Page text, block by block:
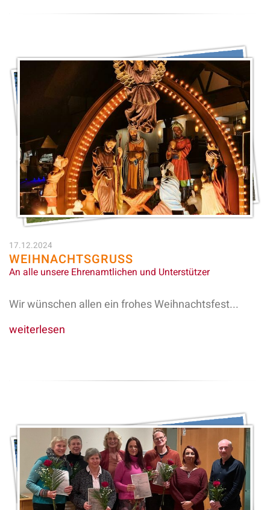
17.12.2024
WEIHNACHTSGRUSS
An alle unsere Ehrenamtlichen und Unterstützer
Wir wünschen allen ein frohes Weihnachtsfest...
weiterlesen